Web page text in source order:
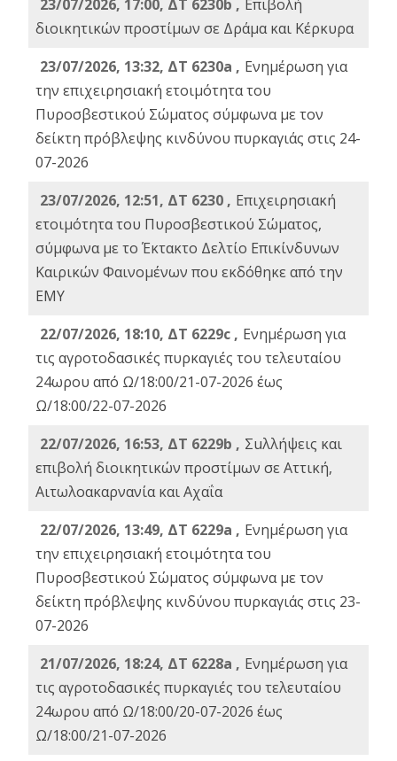
23/07/2026, 17:00, ΔΤ 6230b , Επιβολή
διοικητικών προστίμων σε Δράμα και Κέρκυρα
23/07/2026, 13:32, ΔΤ 6230a , Ενημέρωση για
την επιχειρησιακή ετοιμότητα του
Πυροσβεστικού Σώματος σύμφωνα με τον
δείκτη πρόβλεψης κινδύνου πυρκαγιάς στις 24-
07-2026
23/07/2026, 12:51, ΔΤ 6230 , Επιχειρησιακή
ετοιμότητα του Πυροσβεστικού Σώματος,
σύμφωνα με το Έκτακτο Δελτίο Επικίνδυνων
Καιρικών Φαινομένων που εκδόθηκε από την
ΕΜΥ
22/07/2026, 18:10, ΔΤ 6229c , Ενημέρωση για
τις αγροτοδασικές πυρκαγιές του τελευταίου
24ωρου από Ω/18:00/21-07-2026 έως
Ω/18:00/22-07-2026
22/07/2026, 16:53, ΔΤ 6229b , Σuλλήψεις και
επιβολή διοικητικών προστίμων σε Αττική,
Αιτωλοακαρνανία και Αχαΐα
22/07/2026, 13:49, ΔΤ 6229a , Ενημέρωση για
την επιχειρησιακή ετοιμότητα του
Πυροσβεστικού Σώματος σύμφωνα με τον
δείκτη πρόβλεψης κινδύνου πυρκαγιάς στις 23-
07-2026
21/07/2026, 18:24, ΔΤ 6228a , Ενημέρωση για
τις αγροτοδασικές πυρκαγιές του τελευταίου
24ωρου από Ω/18:00/20-07-2026 έως
Ω/18:00/21-07-2026